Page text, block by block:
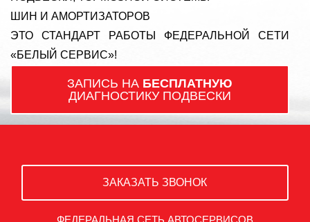
ШИН И АМОРТИЗАТОРОВ
ЭТО СТАНДАРТ РАБОТЫ ФЕДЕРАЛЬНОЙ СЕТИ
«БЕЛЫЙ СЕРВИС»!
ЗАПИСЬ НА БЕСПЛАТНУЮ
ДИАГНОСТИКУ ПОДВЕСКИ
ЗАКАЗАТЬ ЗВОНОК
ФЕДЕРАЛЬНАЯ СЕТЬ АВТОСЕРВИСОВ